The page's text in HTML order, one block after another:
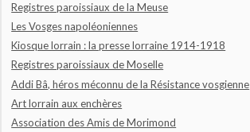
Registres paroissiaux de la Meuse
Les Vosges napoléoniennes
Kiosque lorrain : la presse lorraine 1914-1918
Registres paroissiaux de Moselle
Addi Bâ, héros méconnu de la Résistance vosgienne
Art lorrain aux enchères
Association des Amis de Morimond